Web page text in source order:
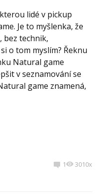
lidé v pickup
Je to myšlenka, že
bez technik,
o tom myslím? Řeknu
Natural game
v seznamování se
game znamená,
1 3010x